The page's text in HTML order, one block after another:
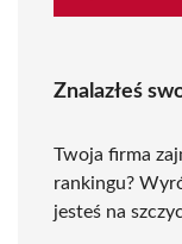
Znalazłeś
Twoja firma
rankingu?
jesteś na